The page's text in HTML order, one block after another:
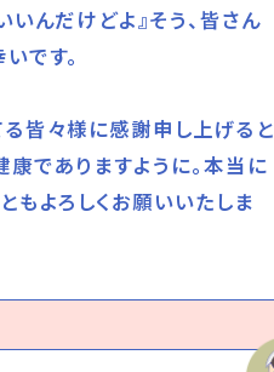
いんだけどよ』そう、皆さん
です。
皆々様に感謝申し上げると
でありますように。本当に
もよろしくお願いいたしま